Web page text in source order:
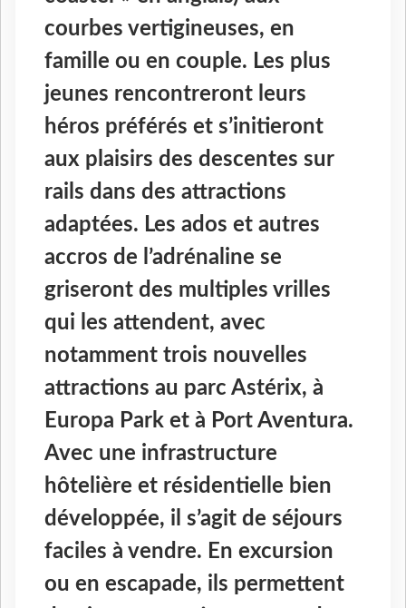
courbes vertigineuses, en
famille ou en couple. Les plus
jeunes rencontreront leurs
héros préférés et s’initieront
aux plaisirs des descentes sur
rails dans des attractions
adaptées. Les ados et autres
accros de l’adrénaline se
griseront des multiples vrilles
qui les attendent, avec
notamment trois nouvelles
attractions au parc Astérix, à
Europa Park et à Port Aventura.
Avec une infrastructure
hôtelière et résidentielle bien
développée, il s’agit de séjours
faciles à vendre. En excursion
ou en escapade, ils permettent